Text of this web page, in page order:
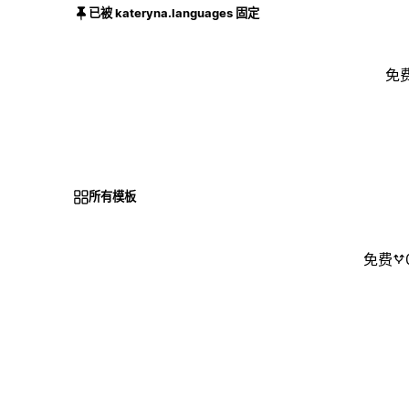
已被 kateryna.languages 固定
免
所有模板
免费